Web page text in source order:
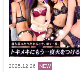
2025.12.26 NEW